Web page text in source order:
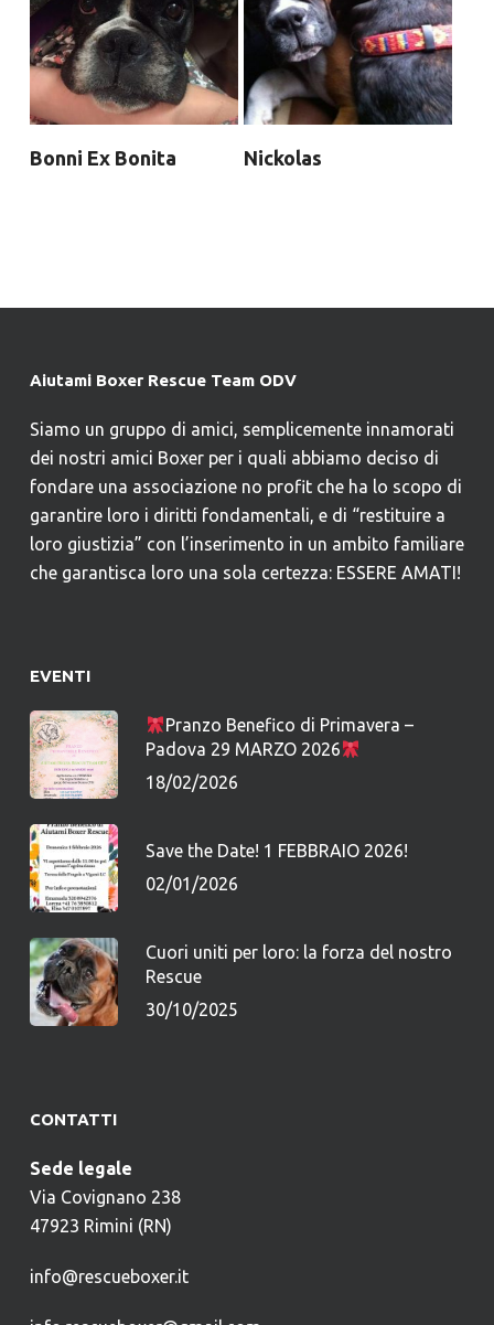
Bonni Ex Bonita Nickolas
Aiutami Boxer Rescue Team ODV
Siamo un gruppo di amici, semplicemente innamorati
dei nostri amici Boxer per i quali abbiamo deciso di
fondare una associazione no profit che ha lo scopo di
garantire loro i diritti fondamentali, e di “restituire a
loro giustizia” con l’inserimento in un ambito familiare
che garantisca loro una sola certezza: ESSERE AMATI!
EVENTI
Pranzo Benefico di Primavera –
Padova 29 MARZO 2026
18/02/2026
Save the Date! 1 FEBBRAIO 2026!
02/01/2026
Cuori uniti per loro: la forza del nostro
Rescue
30/10/2025
CONTATTI
Sede legale
Via Covignano 238
47923 Rimini (RN)
info@rescueboxer.it